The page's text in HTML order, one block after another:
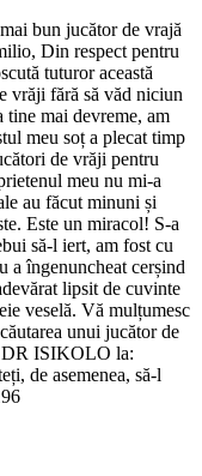
bun jucător de vrajă
Din respect pentru
tuturor această
vrăji fără să văd niciun
mai devreme, am
meu soț a plecat timp
de vrăji pentru
meu nu mi-a
au făcut minuni și
Este un miracol! S-a
să-l iert, am fost cu
a îngenuncheat cerșind
lipsit de cuvinte
veselă. Vă mulțumesc
unui jucător de
DR ISIKOLO la:
de asemenea, să-l